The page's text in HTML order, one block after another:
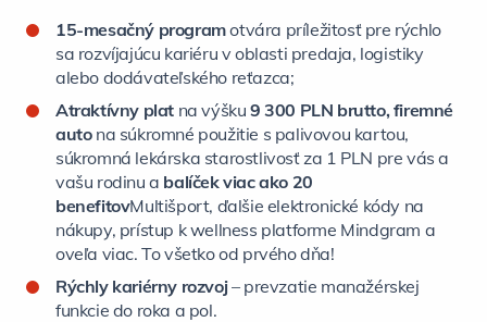
15-mesačný programotvára príležitosť pre rýchlo
sa rozvíjajúcu kariéru v oblasti predaja, logistiky
alebo dodávateľského reťazca;
Atraktívny plat na výšku9 300 PLN brutto, firemné
autona súkromné použitie s palivovou kartou,
súkromná lekárska starostlivosť za 1 PLN pre vás a
vašu rodinu a balíček viac ako 20
benefitovMultišport, ďalšie elektronické kódy na
nákupy, prístup k wellness platforme Mindgram a
oveľa viac. To všetko od prvého dňa!
Rýchly kariérny rozvoj– prevzatie manažérskej
funkcie do roka a pol.